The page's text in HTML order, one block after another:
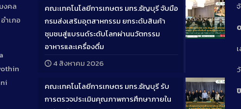
งคล
ำเภอ
Long
คณะเทคโนโลยีการเกษตร มทร.ธัญบุรี จับมือ
กรมส่งเสริมอุตสาหกรรม ยกระดับสินค้า
ชุมชนสู่แบรนด์ระดับโลกผ่านนวัตกรรม
อาหารและเครื่องดื่ม
4 สิงหาคม 2026
คณะเทคโนโลยีการเกษตร มทร.ธัญบุรี รับ
การตรวจประเมินคุณภาพการศึกษาภายใน